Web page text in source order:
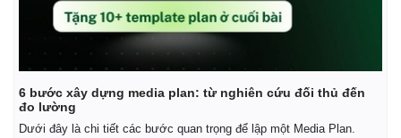
6 bước xây dựng media plan: từ nghiên cứu đối thủ đến
đo lường
Dưới đây là chi tiết các bước quan trọng để lập một Media Plan.